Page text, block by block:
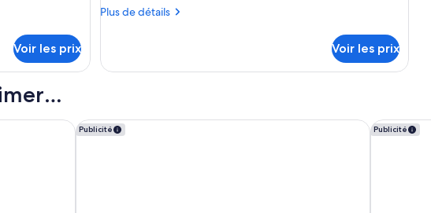
Voir les prix
Plus de détails
Plus
le
Chambre
Voir les prix
Publicité
InterContinental Barcelona by IHG Publicité
BLESS